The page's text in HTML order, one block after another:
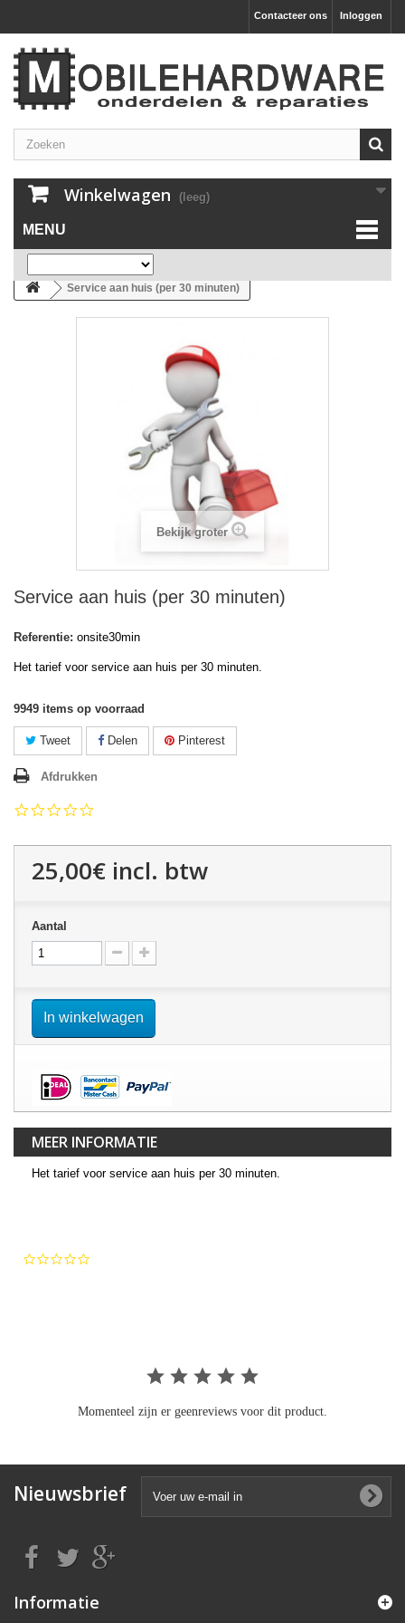
Inloggen
Contacteer ons
Winkelwagen (leeg)
MENU
Service aan huis (per 30 minuten)
Bekijk groter
Service aan huis (per 30 minuten)
Referentie: onsite30min
Het tarief voor service aan huis per 30 minuten.
9949 items op voorraad
Tweet Delen Pinterest
Afdrukken
25,00€ incl. btw
Aantal
In winkelwagen
MEER INFORMATIE
Het tarief voor service aan huis per 30 minuten.
Momenteel zijn er geenreviews voor dit product.
Nieuwsbrief
Informatie